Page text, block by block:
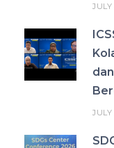
JULY
JULY